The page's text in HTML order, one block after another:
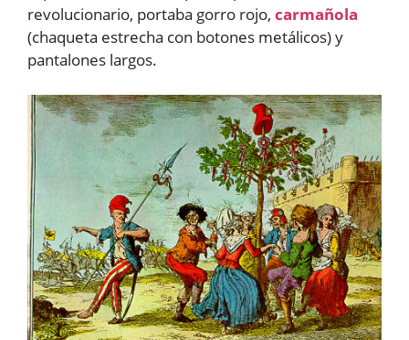
revolucionario, portaba gorro rojo, carmañola
(chaqueta estrecha con botones metálicos) y
pantalones largos.